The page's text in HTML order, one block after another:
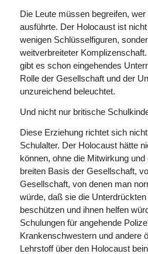
Die Leute müssen begreifen,
ausführte. Der Holocaust ist
wenigen Schlüsselfiguren,
weitverbreiteter
gibt es schon eingehendes
Rolle der Gesellschaft und der
unzureichend beleuchtet.
Und nicht nur britische
Diese Erziehung richtet sich
Schulalter. Der Holocaust hätte
können, ohne die Mitwirkung und
breiten Basis der Gesellschaft,
Gesellschaft, von denen man
würde, daß sie die
beschützen und ihnen helfen
Schulungen für angehende
Krankenschwestern und andere
Lehrstoff über den Holocaust